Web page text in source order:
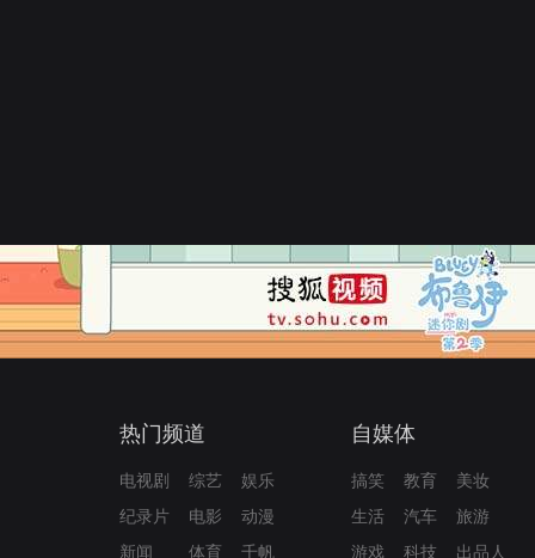
热门频道
电视剧 综艺
娱乐
纪录片
电影
动漫
新闻
体育 千帆
自媒体
搞笑 教育
美妆
生活
汽车
旅游
游戏
科技 出品人